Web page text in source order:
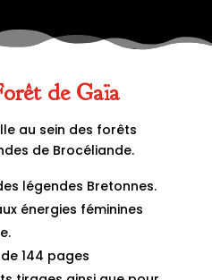
de Gaïa
au sein des forêts
de Brocéliande.
légendes Bretonnes.
énergies féminines
144 pages